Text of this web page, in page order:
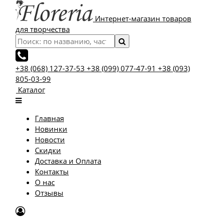
Интернет-магазин товаров
для творчества
+38 (068) 127-37-53 +38 (099) 077-47-91 +38 (093)
805-03-99
Каталог
Главная
Новинки
Новости
Скидки
Доставка и Оплата
Контакты
О нас
Отзывы